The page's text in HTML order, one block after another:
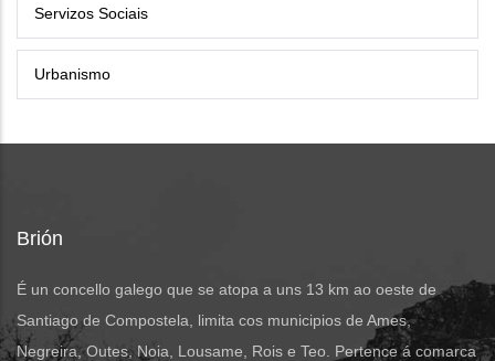
Servizos Sociais
Urbanismo
Brión
É un concello galego que se atopa a uns 13 km ao oeste de
Santiago de Compostela, limita cos municipios de Ames,
Negreira, Outes, Noia, Lousame, Rois e Teo. Pertence á comarca